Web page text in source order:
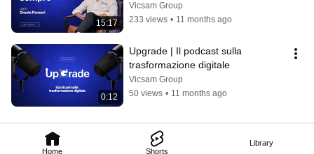
Home Shorts
Library
15:17
Vicsam Group
233 views • 11 months ago
0:12
Upgrade | Il podcast sulla
trasformazione digitale
Vicsam Group
50 views • 11 months ago